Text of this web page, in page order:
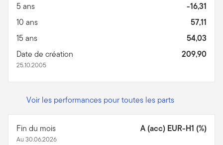
5 ans
-16,31
10 ans
57,11
15 ans
54,03
Date de création
25.10.2005
209,90
Voir les performances pour toutes les parts
Fin du mois
Au 30.06.2026
A (acc) EUR-H1 (%)